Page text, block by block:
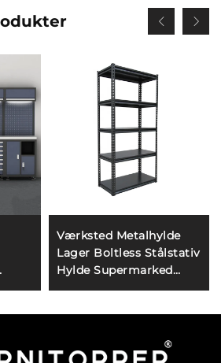
til
Værksted Metalhylde
Lager Boltless Stålstativ
Hylde Supermarked
Udstillingshylde Balkon